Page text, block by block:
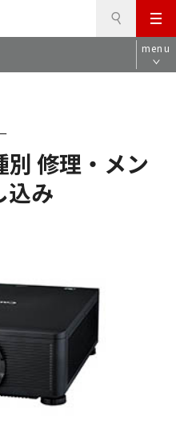
メ
ニ
ュ
menu
別 修理・メン
込み